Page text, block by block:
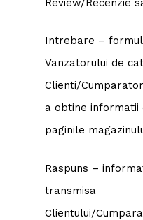
Intrebare –
Vanzatorului de
Clienti/
a obtine informatii
paginile
Raspuns –
transmisa
Clientului/